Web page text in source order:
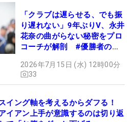
「クラブは遅らせる、でも振
り遅れない」9年ぶりV、永井
花奈の曲がらない秘密をプロ
コーチが解剖 #優勝者のス
2026年7月15日 (水) 12時00分
33
スイング軸を考えるからダフる！
イアン上手が意識するのは切り返